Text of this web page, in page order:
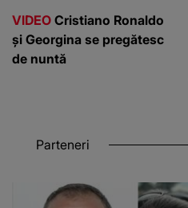
VIDEO Cristiano Ronaldo
și Georgina se pregătesc
de nuntă
Parteneri